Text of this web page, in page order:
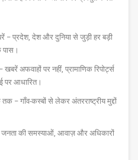
– प्रदेश, देश और दुनिया से जुड़ी हर बड़ी
खबरें अफवाहों पर नहीं, प्रामाणिक रिपोर्ट्स
पर आधारित।
– गाँव-कस्बों से लेकर अंतरराष्ट्रीय मुद्दों
– जनता की समस्याओं, आवाज़ और अधिकारों